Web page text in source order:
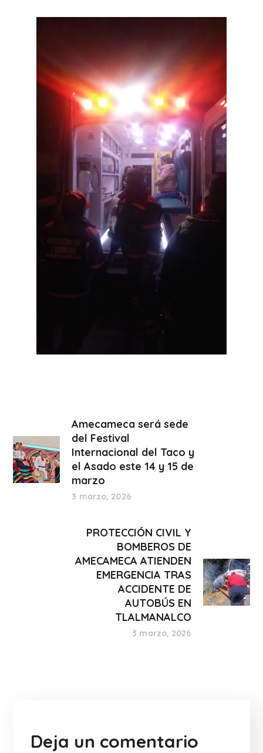
Amecameca será sede
del Festival
Internacional del Taco y
el Asado este 14 y 15 de
marzo
3 marzo, 2026
PROTECCIÓN CIVIL Y
BOMBEROS DE
AMECAMECA ATIENDEN
EMERGENCIA TRAS
ACCIDENTE DE
AUTOBÚS EN
TLALMANALCO
3 marzo, 2026
Deja un comentario